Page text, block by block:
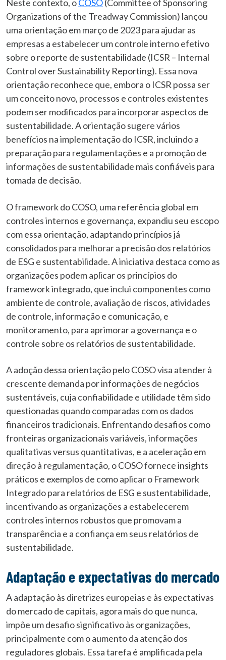
Neste contexto, oCOSO(Committee of Sponsoring
Organizations of the Treadway Commission) lançou
uma orientação em março de 2023 para ajudar as
empresas a estabelecer um controle interno efetivo
sobre o reporte de sustentabilidade (ICSR – Internal
Control over Sustainability Reporting). Essa nova
orientação reconhece que, embora o ICSR possa ser
um conceito novo, processos e controles existentes
podem ser modificados para incorporar aspectos de
sustentabilidade. A orientação sugere vários
benefícios na implementação do ICSR, incluindo a
preparação para regulamentações e a promoção de
informações de sustentabilidade mais confiáveis para
tomada de decisão.
O framework do COSO, uma referência global em
controles internos e governança, expandiu seu escopo
com essa orientação, adaptando princípios já
consolidados para melhorar a precisão dos relatórios
de ESG e sustentabilidade. A iniciativa destaca como as
organizações podem aplicar os princípios do
framework integrado, que inclui componentes como
ambiente de controle, avaliação de riscos, atividades
de controle, informação e comunicação, e
monitoramento, para aprimorar a governança e o
controle sobre os relatórios de sustentabilidade.
A adoção dessa orientação pelo COSO visa atender à
crescente demanda por informações de negócios
sustentáveis, cuja confiabilidade e utilidade têm sido
questionadas quando comparadas com os dados
financeiros tradicionais. Enfrentando desafios como
fronteiras organizacionais variáveis, informações
qualitativas versus quantitativas, e a aceleração em
direção à regulamentação, o COSO fornece insights
práticos e exemplos de como aplicar o Framework
Integrado para relatórios de ESG e sustentabilidade,
incentivando as organizações a estabelecerem
controles internos robustos que promovam a
transparência e a confiança em seus relatórios de
sustentabilidade.
Adaptação e expectativas do mercado
A adaptação às diretrizes europeias e às expectativas
do mercado de capitais, agora mais do que nunca,
impõe um desafio significativo às organizações,
principalmente com o aumento da atenção dos
reguladores globais. Essa tarefa é amplificada pela